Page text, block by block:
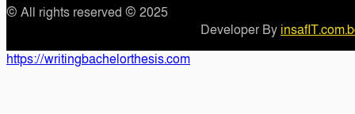
© All rights reserved © 2025
Developer By
https://writingbachelorthesis.com